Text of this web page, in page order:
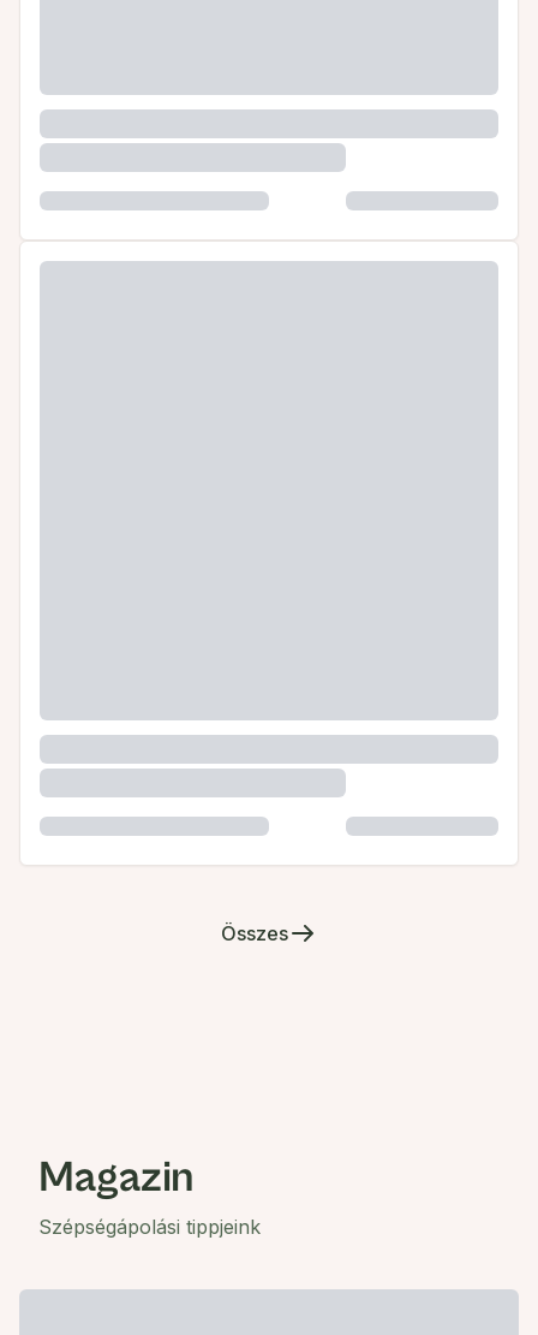
Összes
Magazin
Szépségápolási tippjeink